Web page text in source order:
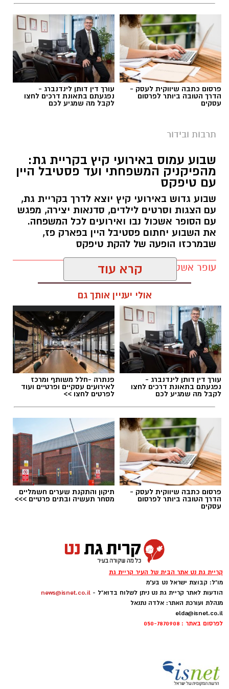
פרסום כתבה שיווקית לעסק -
הדרך הטובה ביותר לפרסום
עסקים
עורך דין דותן לינדנברג -
נפגעתם בתאונת דרכים לחצו
לקבל מה שמגיע לכם
תרבות ובידור
שבוע עמוס באירועי קיץ בקריית גת:
מהפיקניק המשפחתי ועד פסטיבל היין
עם טיפקס
שבוע גדוש באירועי קיץ יוצא לדרך בקריית גת,
עם הצגות וסרטים לילדים, סדנאות יצירה, מפגש
עם הסופר אשכול נבו ואירועים לכל המשפחה.
את השבוע יחתום פסטיבל היין בפארק פז,
שבמרכזו הופעה של להקת טיפקס
עופר אשטוקר / 16:41 09.08.26
תגים:אירועי קיץ בקריית גת
תושבי קריית גת יוכלו ליהנות השבוע משורה ארוכה
של פעילויות ואירועי קיץ ברחבי העיר, לילדים,
למשפחות וגם למבוגרים.
בפיקניק משפחות ברחבת בית יוסי שמילה בכרמי
גת. מחיר ההשתתפות עומד על 10 שקלים.
קרא עוד
אולי יעניין אותך גם
עורך דין דותן לינדנברג -
נפגעתם בתאונת דרכים לחצו
לקבל מה שמגיע לכם
פנתרה -חלל משותף ומרכז
לאירועים עסקיים ופרטיים ועוד
לפרטים לחצו >>
פרסום כתבה שיווקית לעסק -
הדרך הטובה ביותר לפרסום
עסקים
תיקון והתקנת שערים חשמליים
מסחר תעשיה ובתים פרטיים >>>
קריית גת נט אתר הבית של העיר קריית גת
מו"ל: קבוצת ישראל נט בע"מ
הודעות לאתר קריית גת נט ניתן לשלוח בדוא"ל - news@isnet.co.il
מנהלת ועורכת האתר: אלדה נתנאל
elda@isnet.co.il
לפרסום באתר : 050-7870908